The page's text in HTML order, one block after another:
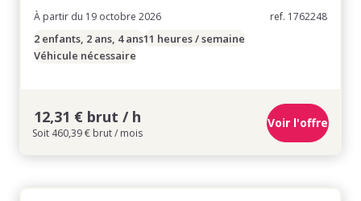
À partir du 19 octobre 2026
ref. 1762248
2 enfants, 2 ans, 4 ans11 heures / semaine
Véhicule nécessaire
12,31 € brut / h
Soit 460,39 € brut / mois
Voir l'offre